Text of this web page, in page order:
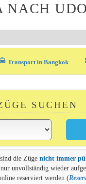
NACH
local_taxi Transport in Bangkok
SUCHEN
die Züge nicht immer
unvollständig wieder
reserviert werden (